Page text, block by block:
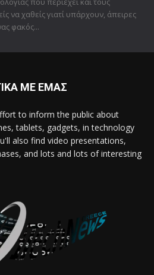
να χαθείς γιατί υπάρχουν, άπειρες
φακός...
ΜΕ ΕΜΑΣ
to inform the public about
tablets, gadgets, in technology
also find video presentations,
and lots and lots of interesting